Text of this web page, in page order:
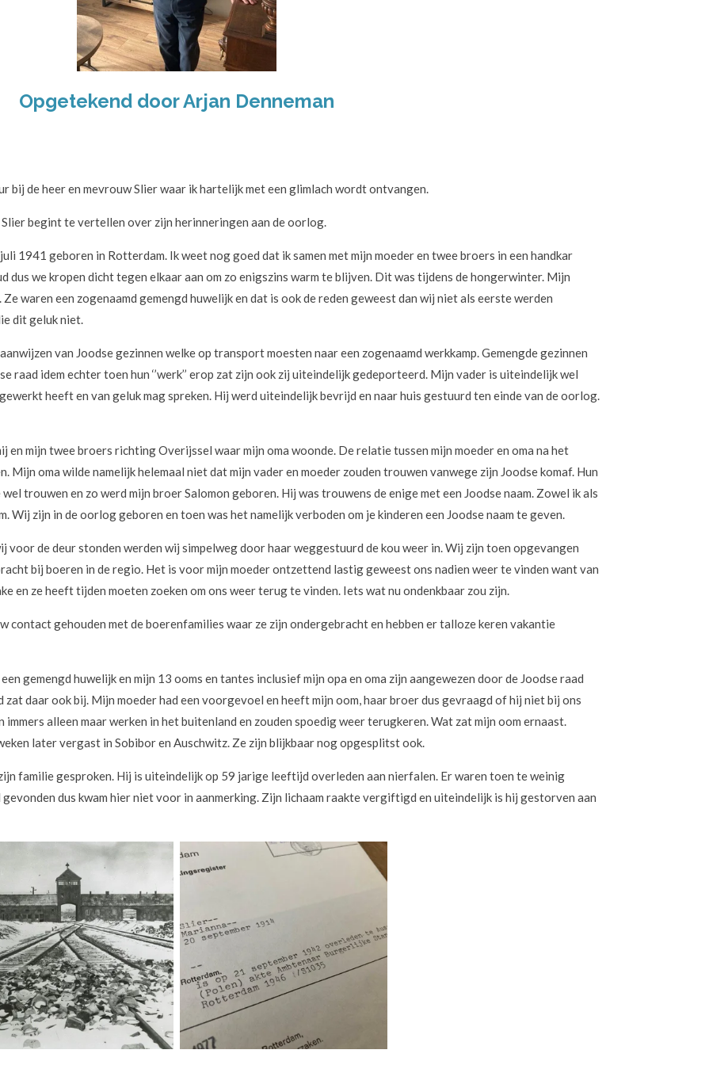
Opgetekend door Arjan Denneman
bij de heer en mevrouw Slier waar ik hartelijk met een glimlach wordt ontvangen.
begint te vertellen over zijn herinneringen aan de oorlog.
1941 geboren in Rotterdam. Ik weet nog goed dat ik samen met mijn moeder en twee broers in een handkar
we kropen dicht tegen elkaar aan om zo enigszins warm te blijven. Dit was tijdens de hongerwinter. Mijn
waren een zogenaamd gemengd huwelijk en dat is ook de reden geweest dan wij niet als eerste werden
dit geluk niet.
van Joodse gezinnen welke op transport moesten naar een zogenaamd werkkamp. Gemengde gezinnen
raad idem echter toen hun ‘’werk’’ erop zat zijn ook zij uiteindelijk gedeporteerd. Mijn vader is uiteindelijk wel
heeft en van geluk mag spreken. Hij werd uiteindelijk bevrijd en naar huis gestuurd ten einde van de oorlog.
en mijn twee broers richting Overijssel waar mijn oma woonde. De relatie tussen mijn moeder en oma na het
Mijn oma wilde namelijk helemaal niet dat mijn vader en moeder zouden trouwen vanwege zijn Joodse komaf. Hun
trouwen en zo werd mijn broer Salomon geboren. Hij was trouwens de enige met een Joodse naam. Zowel ik als
Wij zijn in de oorlog geboren en toen was het namelijk verboden om je kinderen een Joodse naam te geven.
voor de deur stonden werden wij simpelweg door haar weggestuurd de kou weer in. Wij zijn toen opgevangen
bij boeren in de regio. Het is voor mijn moeder ontzettend lastig geweest ons nadien weer te vinden want van
en ze heeft tijden moeten zoeken om ons weer terug te vinden. Iets wat nu ondenkbaar zou zijn.
contact gehouden met de boerenfamilies waar ze zijn ondergebracht en hebben er talloze keren vakantie
gemengd huwelijk en mijn 13 ooms en tantes inclusief mijn opa en oma zijn aangewezen door de Joodse raad
daar ook bij. Mijn moeder had een voorgevoel en heeft mijn oom, haar broer dus gevraagd of hij niet bij ons
alleen maar werken in het buitenland en zouden spoedig weer terugkeren. Wat zat mijn oom ernaast.
later vergast in Sobibor en Auschwitz. Ze zijn blijkbaar nog opgesplitst ook.
familie gesproken. Hij is uiteindelijk op 59 jarige leeftijd overleden aan nierfalen. Er waren toen te weinig
dus kwam hier niet voor in aanmerking. Zijn lichaam raakte vergiftigd en uiteindelijk is hij gestorven aan